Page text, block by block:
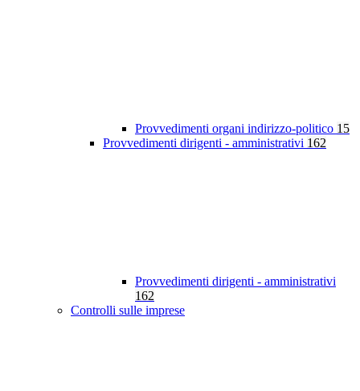
Provvedimenti organi indirizzo-politico 15
Provvedimenti dirigenti - amministrativi 162
Provvedimenti dirigenti - amministrativi
162
Controlli sulle imprese